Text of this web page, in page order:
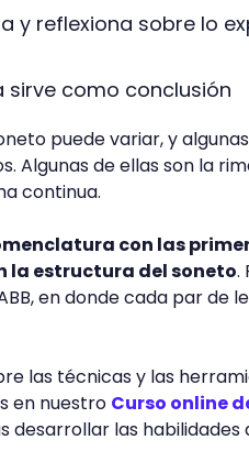
y reflexiona sobre lo
sirve como conclusión
puede variar, y
Algunas de ellas son la
continua.
con las
la estructura del soneto.
en donde cada par
las técnicas y las
en nuestro Curso online
desarrollar las